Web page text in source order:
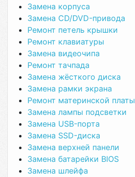
Замена корпуса
Замена CD/DVD-привода
Ремонт петель крышки
Ремонт клавиатуры
Замена видеочипа
Ремонт тачпада
Замена жёсткого диска
Замена рамки экрана
Ремонт материнской платы
Замена лампы подсветки
Замена USB-порта
Замена SSD-диска
Замена верхней панели
Замена батарейки BIOS
Замена шлейфа